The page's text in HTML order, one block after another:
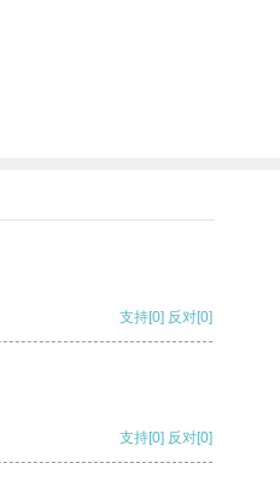
支持[0] 反对[0]
支持[0] 反对[0]